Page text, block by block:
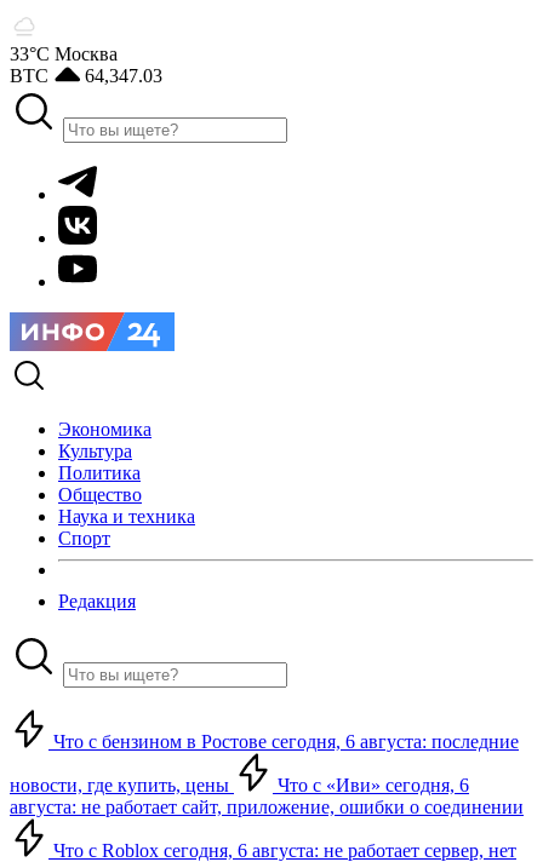
33°С Москва
BTC
64,347.03
Экономика
Культура
Политика
Общество
Наука и техника
Спорт
Редакция
Что с бензином в Ростове сегодня, 6 августа: последние
новости, где купить, цены
Что с «Иви» сегодня, 6
августа: не работает сайт, приложение, ошибки о соединении
Что с Roblox сегодня, 6 августа: не работает сервер, нет